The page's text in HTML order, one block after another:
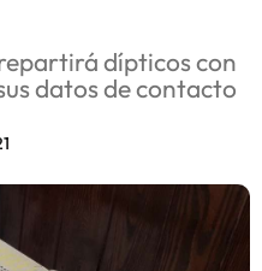
dípticos con
datos de contacto